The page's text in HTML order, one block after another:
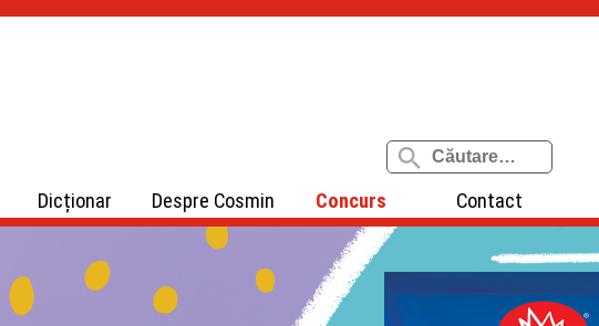
Dicționar Despre Cosmin Concurs Contact